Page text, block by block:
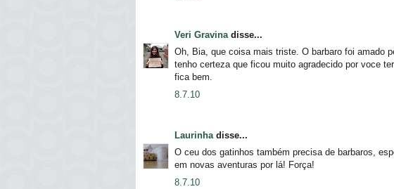
Veri Gravina disse...
Oh, Bia, que coisa mais triste. O barbaro foi amado
tenho certeza que ficou muito agradecido por voce
fica bem.
8.7.10
Laurinha disse...
O ceu dos gatinhos também precisa de barbaros,
em novas aventuras por lá! Força!
8.7.10